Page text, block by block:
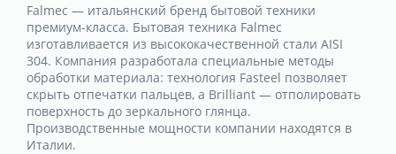
Falmec — итальянский бренд бытовой техники
премиум-класса. Бытовая техника Falmec
изготавливается из высококачественной стали AISI
304. Компания разработала специальные методы
обработки материала: технология Fasteel позволяет
скрыть отпечатки пальцев, а Brilliant — отполировать
поверхность до зеркального глянца.
Производственные мощности компании находятся в
Италии.